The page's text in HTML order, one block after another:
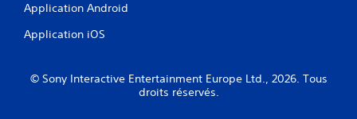
Application Android
Application iOS
© Sony Interactive Entertainment Europe Ltd., 2026. Tous
droits réservés.